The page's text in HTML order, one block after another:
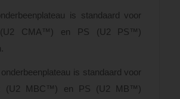
is standaard voor
CMA™) en PS (U2 PS™)
is standaard voor
(U2 MBC™) en PS (U2 MB™)